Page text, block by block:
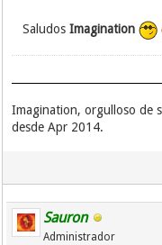
SaludosImagination
Imagination, orgulloso de
desde Apr 2014.
Sauron
Administrador